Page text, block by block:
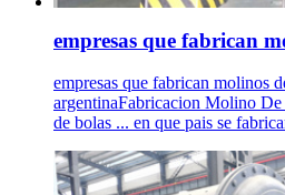
empresas que fabrican
empresas que fabrican molinos
argentinaFabricacion Molino
de bolas ... en que pais se